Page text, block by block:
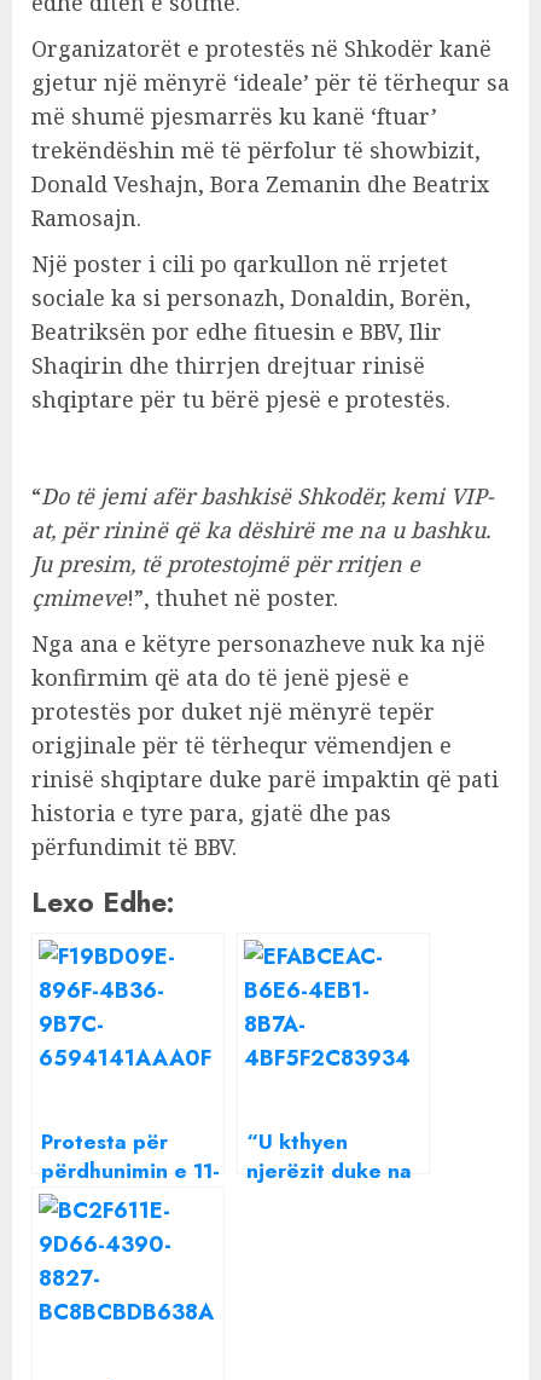
Organizatorët e protestës në Shkodër kanë
gjetur një mënyrë ‘ideale’ për të tërhequr sa
më shumë pjesmarrës ku kanë ‘ftuar’
trekëndëshin më të përfolur të showbizit,
Donald Veshajn, Bora Zemanin dhe Beatrix
Ramosajn.
Një poster i cili po qarkullon në rrjetet
sociale ka si personazh, Donaldin, Borën,
Beatriksën por edhe fituesin e BBV, Ilir
Shaqirin dhe thirrjen drejtuar rinisë
shqiptare për tu bërë pjesë e protestës.
“Do të jemi afër bashkisë Shkodër, kemi VIP-
at, për rininë që ka dëshirë me na u bashku.
Ju presim, të protestojmë për rritjen e
çmimeve!”, thuhet në poster.
Nga ana e këtyre personazheve nuk ka një
konfirmim që ata do të jenë pjesë e
protestës por duket një mënyrë tepër
origjinale për të tërhequr vëmendjen e
rinisë shqiptare duke parë impaktin që pati
historia e tyre para, gjatë dhe pas
përfundimit të BBV.
Lexo Edhe:
Protesta për
përdhunimin e 11-
vjeçares, Bora
Zemani e Beatrix
Ramosaj bëhen
bashkë te Nënë
Tereza
“U kthyen
njerëzit duke na